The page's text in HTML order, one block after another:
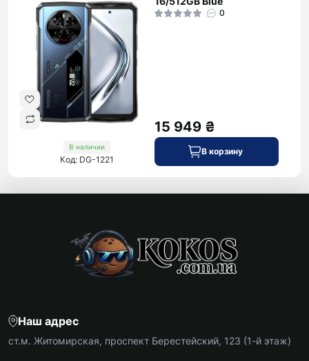
В наличии
Код: DG-1221
0
15 949 ₴
В корзину
Наш адрес
ст.м. Житомирская, проспект Берестейский, 123 (1-й этаж)